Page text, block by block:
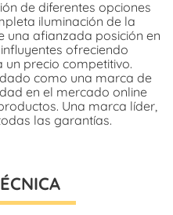
de diferentes opciones
iluminación de la
una afianzada posición en
ofreciendo
un precio competitivo.
como una marca de
en el mercado online
Una marca líder,
las garantías.